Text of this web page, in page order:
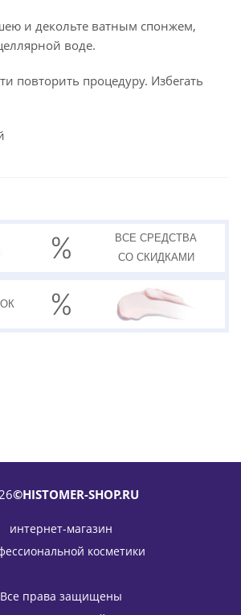
и декольте ватным спонжем,
воде.
повторить процедуру. Избегать
ВСЕ СРЕДСТВА
СО СКИДКАМИ
50 мл
©HISTOMER-SHOP.RU
интернет-магазин
косметики
Все права защищены